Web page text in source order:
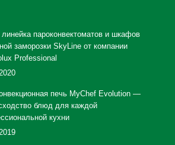
линейка пароконвектоматов и шкафов
заморозки SkyLine от компании
Professional
печь MyChef Evolution —
блюд для каждой
кухни